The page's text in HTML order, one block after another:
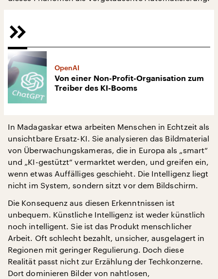
OpenAI
Von einer Non-Profit-Organisation zum
Treiber des KI-Booms
In Madagaskar etwa arbeiten Menschen in Echtzeit als
unsichtbare Ersatz-KI. Sie analysieren das Bildmaterial
von Überwachungskameras, die in Europa als „smart“
und „KI-gestützt“ vermarktet werden, und greifen ein,
wenn etwas Auffälliges geschieht. Die Intelligenz liegt
nicht im System, sondern sitzt vor dem Bildschirm.
Die Konsequenz aus diesen Erkenntnissen ist
unbequem. Künstliche Intelligenz ist weder künstlich
noch intelligent. Sie ist das Produkt menschlicher
Arbeit. Oft schlecht bezahlt, unsicher, ausgelagert in
Regionen mit geringer Regulierung. Doch diese
Realität passt nicht zur Erzählung der Techkonzerne.
Dort dominieren Bilder von nahtlosen,